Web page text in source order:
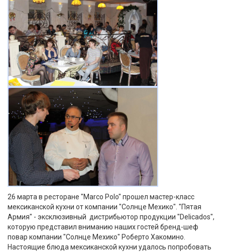
26 марта в ресторане "Marco Polo" прошел мастер-класс
мексиканской кухни от компании "Солнце Мехико". "Пятая
Армия" - эксклюзивный дистрибьютор продукции "Delicados",
которую представил вниманию наших гостей бренд-шеф
повар компании "Солнце Мехико" Роберто Хакомино.
Настоящие блюда мексиканской кухни удалось попробовать